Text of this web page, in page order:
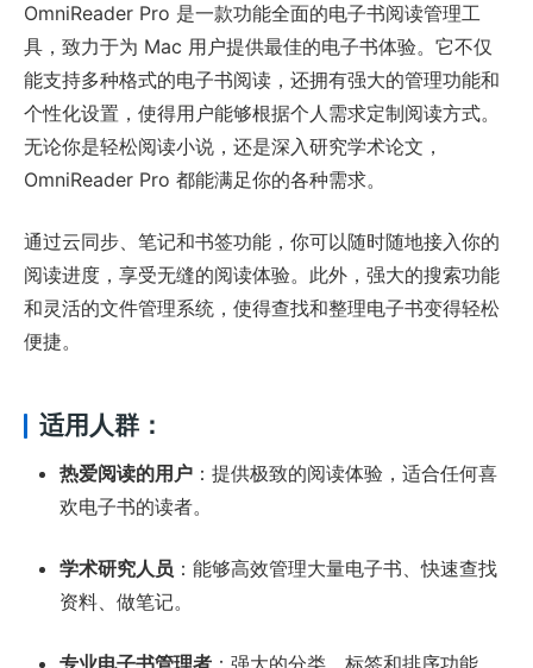
OmniReader Pro 是一款功能全面的电子书阅读管理工
具，致力于为 Mac 用户提供最佳的电子书体验。它不仅
能支持多种格式的电子书阅读，还拥有强大的管理功能和
个性化设置，使得用户能够根据个人需求定制阅读方式。
无论你是轻松阅读小说，还是深入研究学术论文，
OmniReader Pro 都能满足你的各种需求。
通过云同步、笔记和书签功能，你可以随时随地接入你的
阅读进度，享受无缝的阅读体验。此外，强大的搜索功能
和灵活的文件管理系统，使得查找和整理电子书变得轻松
便捷。
适用人群：
热爱阅读的用户 ：提供极致的阅读体验，适合任何喜
欢电子书的读者。
学术研究人员 ：能够高效管理大量电子书、快速查找
资料、做笔记。